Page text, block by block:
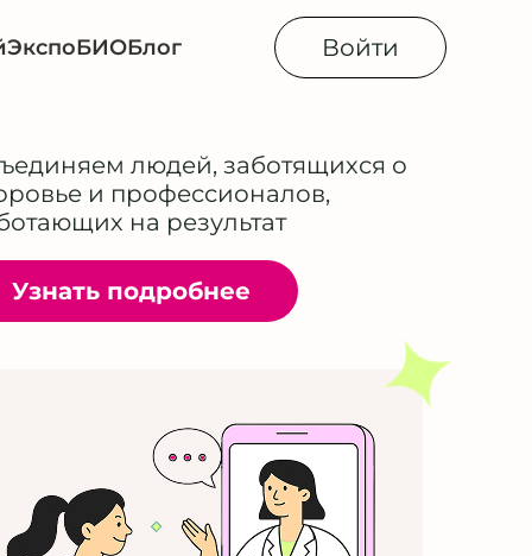
ЭкспоБИОБлог Войти
людей, заботящихся о
и профессионалов,
на результат
Узнать подробнее